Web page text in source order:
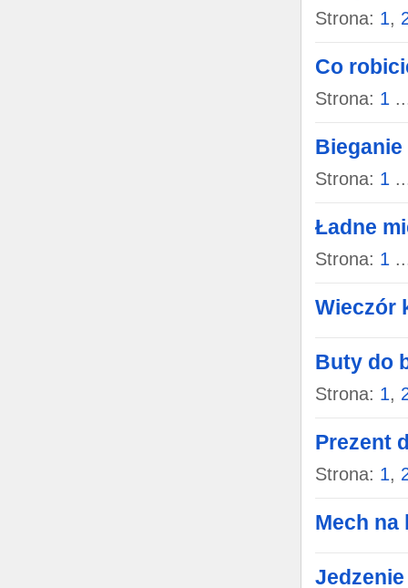
Strona: 1,
Co
Strona: 1
Bieganie
Strona: 1
Ładne
Strona: 1
Wieczór
Buty do
Strona: 1,
Prezent
Strona: 1,
Mech na